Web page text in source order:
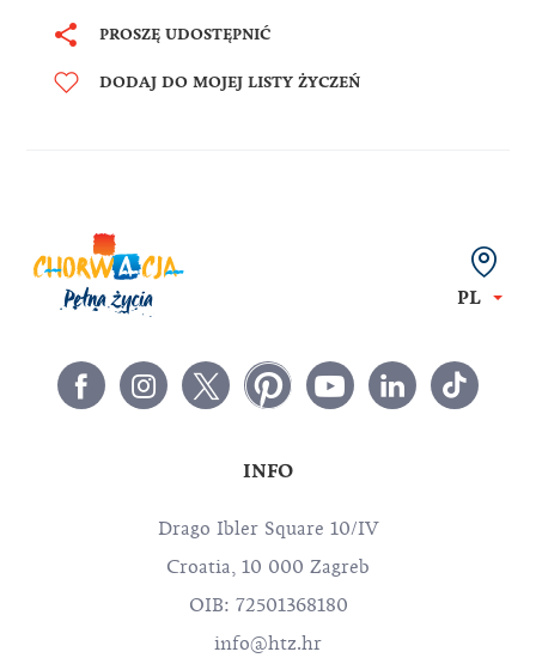
PROSZĘ UDOSTĘPNIĆ
DODAJ DO MOJEJ LISTY ŻYCZEŃ
PL
INFO
Drago Ibler Square 10/IV
Croatia, 10 000 Zagreb
OIB: 72501368180
info@htz.hr